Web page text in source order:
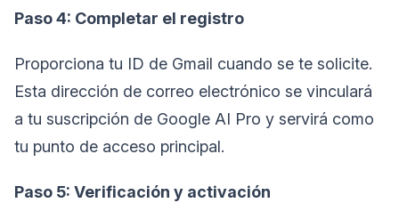
Paso 4: Completar el registro
Proporciona tu ID de Gmail cuando se te solicite.
Esta dirección de correo electrónico se vinculará
a tu suscripción de Google AI Pro y servirá como
tu punto de acceso principal.
Paso 5: Verificación y activación